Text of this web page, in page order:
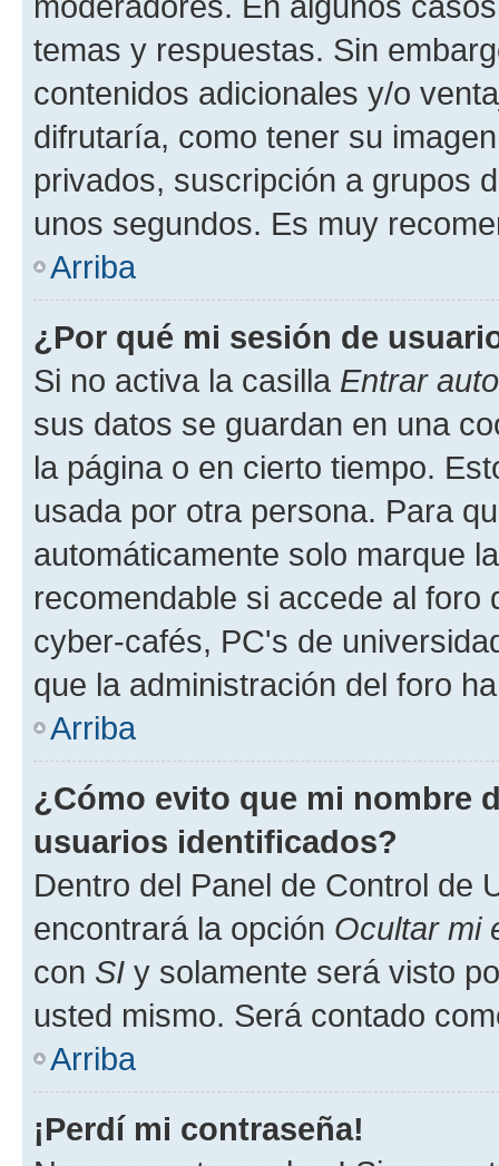
temas y respuestas. Sin
contenidos adicionales y/o
difrutaría, como tener su
privados, suscripción a grupos
unos segundos. Es muy
Arriba
¿Por qué mi sesión de
Si no activa la casilla Entrar
sus datos se guardan en una
la página o en cierto tiempo.
usada por otra persona. Para
automáticamente solo marque
recomendable si accede al foro
cyber-cafés, PC's de
que la administración del foro
Arriba
¿Cómo evito que mi nombre
usuarios identificados?
Dentro del Panel de Control de
encontrará la opción Ocultar mi
con SI y solamente será visto
usted mismo. Será contado
Arriba
¡Perdí mi contraseña!